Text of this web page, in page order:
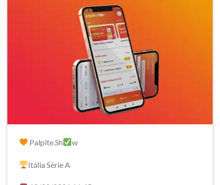
Palpite.Sh w
Itália Série A